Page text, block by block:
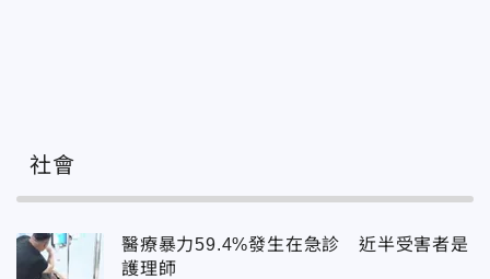
社會
醫療暴力59.4%發生在急診 近半受害者是
護理師